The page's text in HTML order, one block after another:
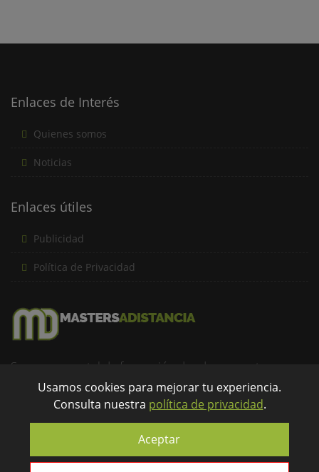
Enlaces de Interés
Quienes somos
Noticias
Enlaces útiles
Publicidad
Política de Privacidad
Somos un portal de formación donde encuentras una
amplia oferta formativa a distancia de forma rápida y
info@mastersadistancia.com
Usamos cookies para mejorar tu experiencia.
Consulta nuestra política de privacidad.
Aceptar